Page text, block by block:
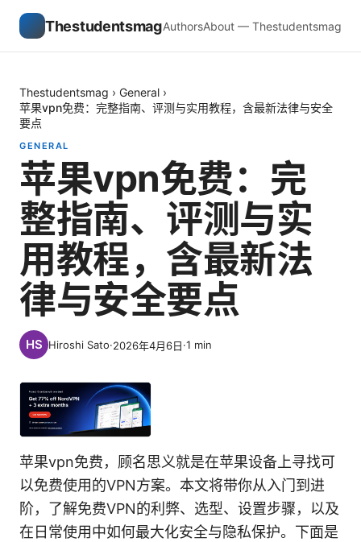
ThestudentsmagAuthorsAbout — Thestudentsmag
Thestudentsmag › General ›
苹果vpn免费：完整指南、评测与实用教程，含最新法律与安全
要点
GENERAL
苹果vpn免费：完
整指南、评测与实
用教程，含最新法
律与安全要点
Hiroshi Sato·2026年4月6日·1 min
苹果vpn免费，顾名思义就是在苹果设备上寻找可
以免费使用的VPN方案。本文将带你从入门到进
阶，了解免费VPN的利弊、选型、设置步骤，以及
在日常使用中如何最大化安全与隐私保护。下面是